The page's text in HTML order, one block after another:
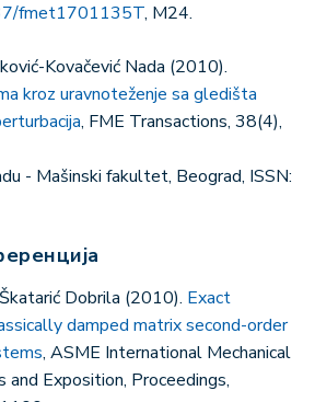
fmet1701135T, M24.
Kovačević Nada (2010).
kroz uravnoteženje sa gledišta
, FME Transactions, 38(4),
- Mašinski fakultet, Beograd, ISSN:
Dobrila (2010). Exact
damped matrix second-order
, ASME International Mechanical
and Exposition, Proceedings,